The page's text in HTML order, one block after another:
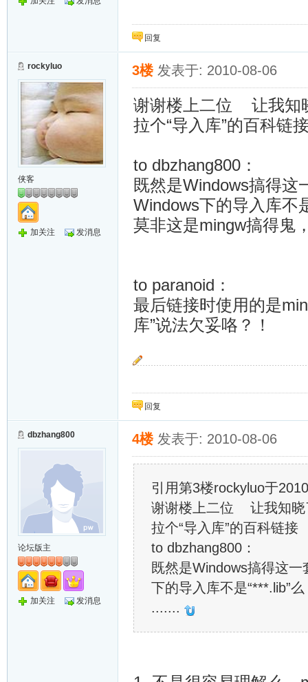
回复
rockyluo
侠客
加关注 发消息
3楼 发表于: 2010-08-06
谢谢楼上二位 让我知
拉个“导入库”的百科
to dbzhang800：
既然是Windows搞得这
Windows下的导入库不
莫非这是mingw搞得鬼
to paranoid：
最后链接时使用的是
库”说法欠妥咯？！
回复
dbzhang800
论坛版主
加关注 发消息
4楼 发表于: 2010-08-06
引用第3楼rockyluo于
谢谢楼上二位 让我知晓
拉个“导入库”的百科链
to dbzhang800：
既然是Windows搞得这
下的导入库不是“***.lib”么
.......